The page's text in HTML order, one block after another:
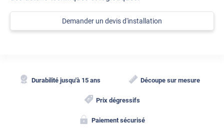
Demander un devis d'installation
Durabilité jusqu'à 15 ans Découpe sur mesure
Prix dégressifs
Paiement sécurisé